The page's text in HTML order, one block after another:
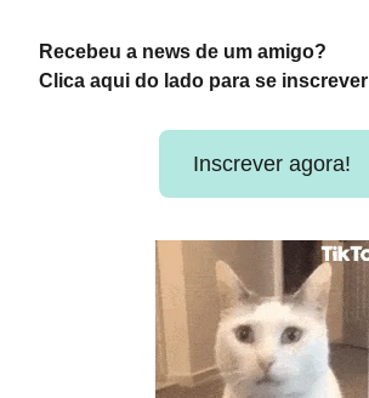
Recebeu a news de um amigo?
Clica aqui do lado para se inscrever
Inscrever agora!